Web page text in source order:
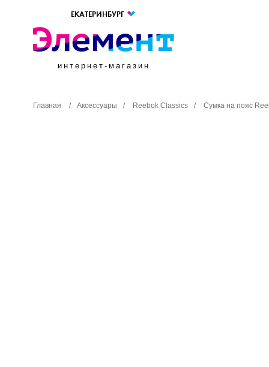
ЕКАТЕРИНБУРГ
интернет-магазин
Главная / Аксессуары / Reebok Classics / Сумка на пояс